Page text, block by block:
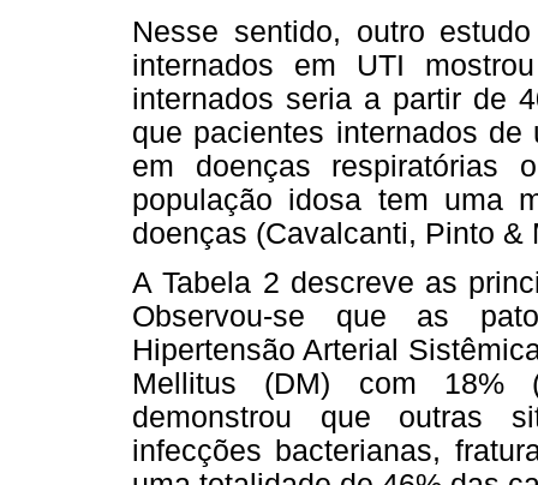
Nesse sentido, outro
internados em UTI
internados seria a partir de
que pacientes internados
em doenças respiratórias
população idosa tem uma
doenças (Cavalcanti, Pinto &
A Tabela 2 descreve as
Observou-se que as
Hipertensão Arterial
Mellitus (DM) com 18%
demonstrou que outras
infecções bacterianas,